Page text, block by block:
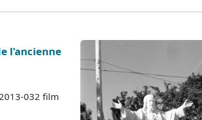
l'ancienne
032 film